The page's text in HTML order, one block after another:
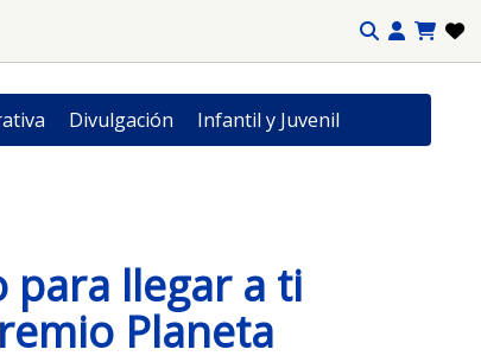
Divulgación Infantil y Juvenil
para llegar a ti
Planeta